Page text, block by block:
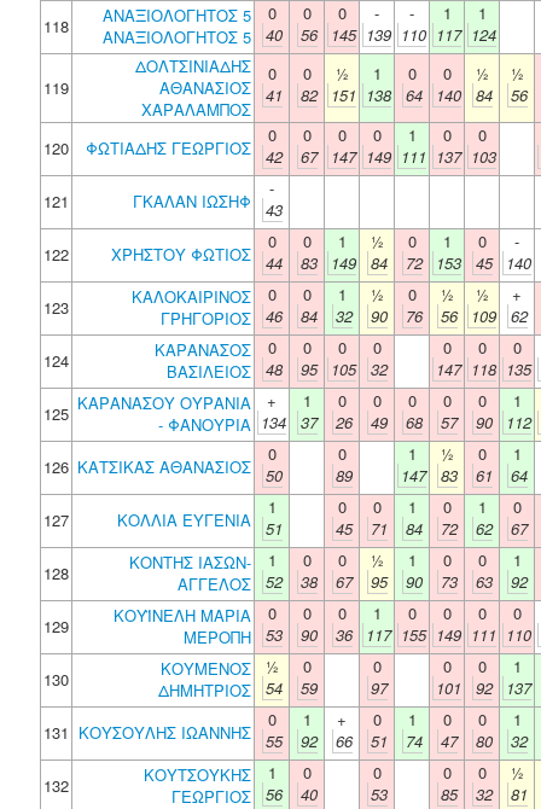
118
ΑΝΑΞΙΟΛΟΓΗΤΟΣ 5
ΑΝΑΞΙΟΛΟΓΗΤΟΣ 5
0
40
0
56
0
145
-
139
-
110
1
117
1
124
119
ΔΟΛΤΣΙΝΙΑΔΗΣ
ΑΘΑΝΑΣΙΟΣ
ΧΑΡΑΛΑΜΠΟΣ
0
41
0
82
½
151
1
138
0
64
0
140
½
84
½
56
120 ΦΩΤΙΑΔΗΣ ΓΕΩΡΓΙΟΣ
0
42
0
67
0
147
0
149
1
111
0
137
0
103
121
ΓΚΑΛΑΝ ΙΩΣΗΦ
-
43
122
ΧΡΗΣΤΟΥ ΦΩΤΙΟΣ
0
44
0
83
1
149
½
84
0
72
1
153
0
45
-
140
123
ΚΑΛΟΚΑΙΡΙΝΟΣ
ΓΡΗΓΟΡΙΟΣ
0
46
0
84
1
32
½
90
0
76
½
56
½
109
+
62
124
ΚΑΡΑΝΑΣΟΣ
ΒΑΣΙΛΕΙΟΣ
0
48
0
95
0
105
0
32
0
147
0
118
0
135
125 ΚΑΡΑΝΑΣΟΥ ΟΥΡΑΝΙΑ
- ΦΑΝΟΥΡΙΑ
+
134
1
37
0
26
0
49
0
68
0
57
0
90
1
112
126 ΚΑΤΣΙΚΑΣ ΑΘΑΝΑΣΙΟΣ
0
50
0
89
1
147
½
83
0
61
1
64
127
ΚΟΛΛΙΑ ΕΥΓΕΝΙΑ
1
51
0
45
0
71
1
84
0
72
1
62
0
67
128
ΚΟΝΤΗΣ ΙΑΣΩΝ-
ΑΓΓΕΛΟΣ
1
52
0
38
0
67
½
95
1
90
0
73
0
63
1
92
129
ΚΟΥΪΝΕΛΗ ΜΑΡΙΑ
ΜΕΡΟΠΗ
0
53
0
90
0
36
1
117
0
155
0
149
0
111
0
110
130
ΚΟΥΜΕΝΟΣ
ΔΗΜΗΤΡΙΟΣ
½
54
0
59
0
97
0
101
0
92
1
137
131 ΚΟΥΣΟΥΛΗΣ ΙΩΑΝΝΗΣ
0
55
1
92
+
66
0
51
1
74
0
47
0
80
1
32
132
ΚΟΥΤΣΟΥΚΗΣ
ΓΕΩΡΓΙΟΣ
1
56
0
40
0
53
0
85
0
32
½
81